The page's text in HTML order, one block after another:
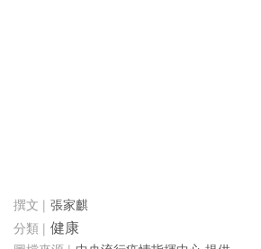
張家麒
健康